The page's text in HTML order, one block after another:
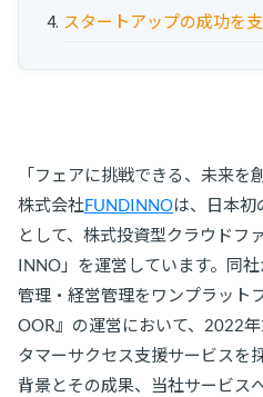
メルマ
スタートアップの成功を
「フェアに挑戦できる、未来を
株式会社FUNDINNOは、日本初
として、株式投資型クラウドフ
INNO」を運営しています。同
管理・経営管理をワンプラット
OOR』の運営において、2022
タマーサクセス支援サービスを
背景とその成果、当社サービス